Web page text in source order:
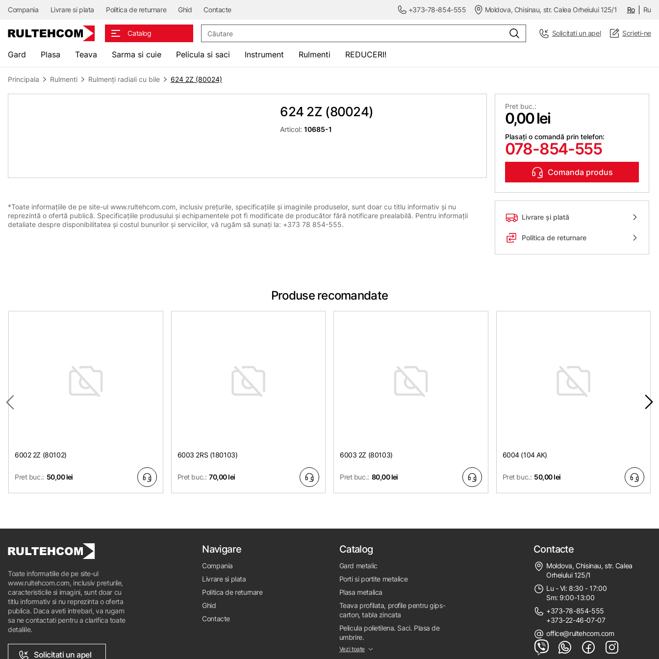
Compania Livrare si plata Politica de returnare Ghid Contacte +373-78-854-555 Moldova, Chisinau, str. Calea Orheiului 125/1 Ro Ru
Catalog Solicitati un apel Scrieti-ne
Gard Plasa Teava Sarma si cuie Pelicula si saci Instrument Rulmenti REDUCERI!
Principala Rulmenti Rulmenți radiali cu bile 624 2Z (80024)
624 2Z (80024)
Articol:10685-1
Pret buc.:
0,00 lei
Plasați o comandă prin telefon:
078-854-555
Comanda produs
Livrare și plată
Politica de returnare
*Toate informațiile de pe site-ul www.rultehcom.com, inclusiv prețurile, specificațiile și imaginile produselor, sunt doar cu titlu informativ și nu
reprezintă o ofertă publică. Specificațiile produsului și echipamentele pot fi modificate de producător fără notificare prealabilă. Pentru informații
detaliate despre disponibilitatea și costul bunurilor și serviciilor, vă rugăm să sunați la: +373 78 854-555.
Produse recomandate
6002 2Z (80102)
Pret buc.: 50,00 lei
6003 2RS (180103)
Pret buc.: 70,00 lei
6003 2Z (80103)
Pret buc.: 80,00 lei
6004 (104 АК)
Pret buc.: 50,00 lei
Toate informatiile de pe site-ul
www.rultehcom.com, inclusiv preturile,
caracteristicile si imagini, sunt doar cu
titlu informativ si nu reprezinta o oferta
publica. Daca aveti intrebari, va rugam
sa ne contactati pentru a clarifica toate
detaliile.
Solicitati un apel
Navigare
Compania
Livrare si plata
Politica de returnare
Ghid
Contacte
Catalog
Gard metalic
Porti si portite metalice
Plasa metalica
Teava profilata, profile pentru gips-
carton, tabla zincata
Pelicula polietilena. Saci. Plasa de
umbrire.
Vezi toate
Contacte
Moldova, Chisinau, str. Calea
Orheiului 125/1
Lu - Vi: 8:30 - 17:00
Sm: 9:00-13:00
+373-78-854-555
+373-22-46-07-07
office@rultehcom.com